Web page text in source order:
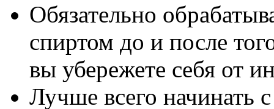
Обязательно
спиртом до и после
вы убережете себя от
Лучше всего начинать